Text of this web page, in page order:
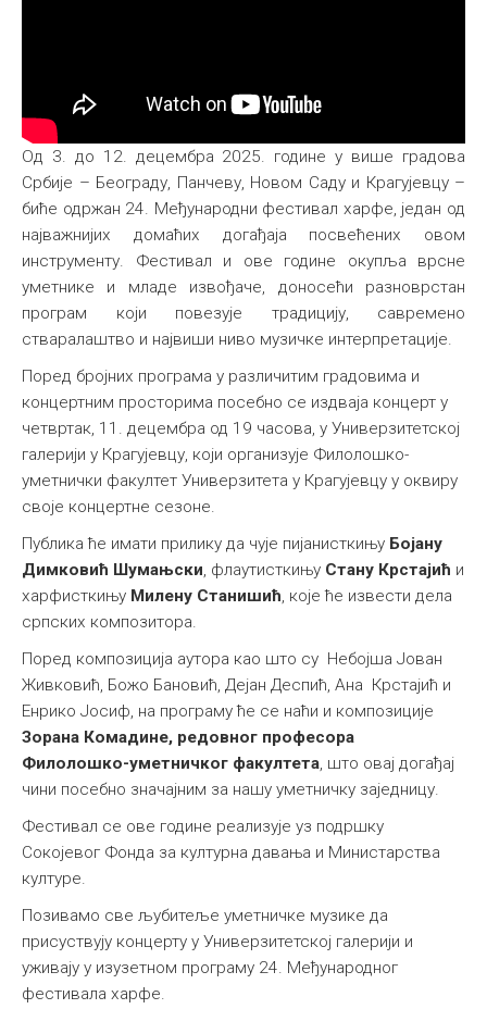
Од 3. до 12. децембра 2025. године у више градова
Србије – Београду, Панчеву, Новом Саду и Крагујевцу –
биће одржан 24. Међународни фестивал харфе, један од
најважнијих домаћих догађаја посвећених овом
инструменту. Фестивал и ове године окупља врсне
уметнике и младе извођаче, доносећи разноврстан
програм који повезује традицију, савремено
стваралаштво и највиши ниво музичке интерпретације.
Поред бројних програма у различитим градовима и
концертним просторима посебно се издваја концерт у
четвртак, 11. децембра од 19 часова, у Универзитетској
галерији у Крагујевцу, који организује Филолошко-
уметнички факултет Универзитета у Крагујевцу у оквиру
своје концертне сезоне.
Публика ће имати прилику да чује пијанисткињу Бојану
Димковић Шумањски, флаутисткињу Стану Крстајић и
харфисткињу Милену Станишић, које ће извести дела
српских композитора.
Поред композиција аутора као што су Небојша Јован
Живковић, Божо Бановић, Дејан Деспић, Ана Крстајић и
Енрико Јосиф, на програму ће се наћи и композиције
Зорана Комадине, редовног професора
Филолошко-уметничког факултета, што овај догађај
чини посебно значајним за нашу уметничку заједницу.
Фестивал се ове године реализује уз подршку
Сокојевог Фонда за културна давања и Министарства
културе.
Позивамо све љубитеље уметничке музике да
присуствују концерту у Универзитетској галерији и
уживају у изузетном програму 24. Међународног
фестивала харфе.